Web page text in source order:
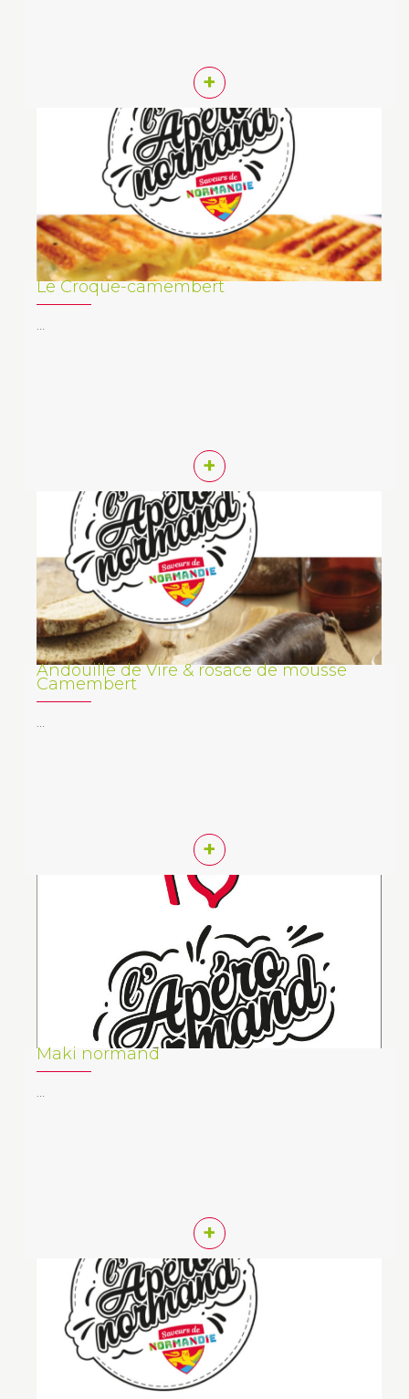
+
Le Croque-camembert
…
+
Andouille de Vire & rosace de mousse
Camembert
…
+
Maki normand
…
+